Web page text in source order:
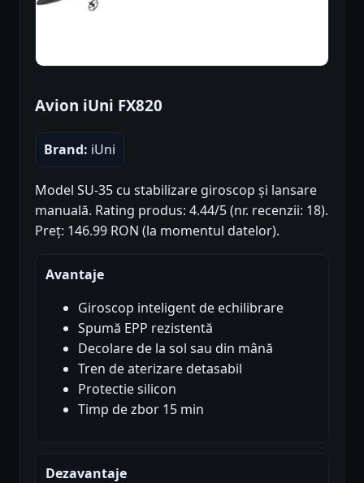
Avion iUni FX820
Brand: iUni
Model SU-35 cu stabilizare giroscop și lansare
manuală. Rating produs: 4.44/5 (nr. recenzii: 18).
Preț: 146.99 RON (la momentul datelor).
Avantaje
Giroscop inteligent de echilibrare
Spumă EPP rezistentă
Decolare de la sol sau din mână
Tren de aterizare detasabil
Protectie silicon
Timp de zbor 15 min
Dezavantaje